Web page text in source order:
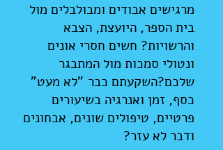
מרגישים אבודים ומבולבלים מול
בית הספר, היועצת, הצבא
והרשויות? חשים חסרי אונים
ונטולי סמכות מול המתבגר
שלכם?השקעתם כבר "לא מעט"
כסף, זמן ואנרגיה בשיעורים
פרטיים, טיפולים שונים, אבחונים
ודבר לא עזר?